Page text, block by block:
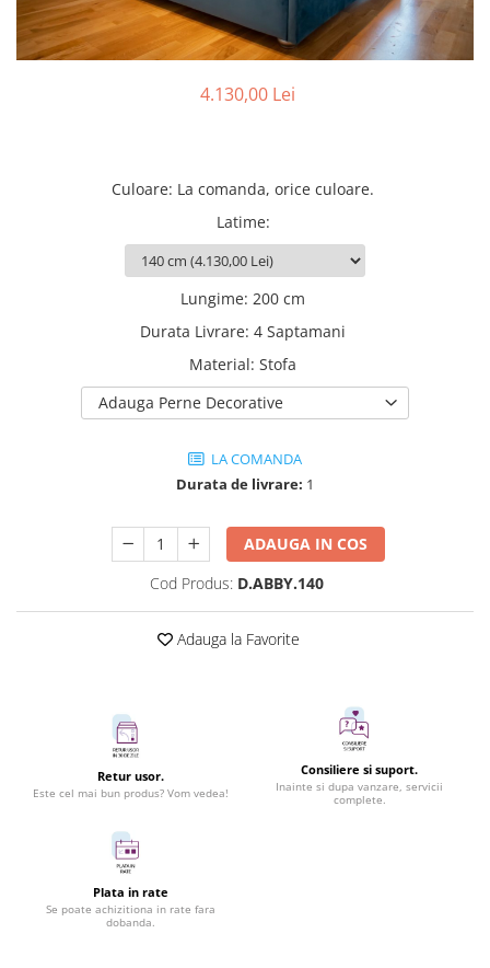
Oferte speciale
Banchete
Sezlong living
4.130,00 Lei
Culoare: La comanda, orice culoare.
Latime:
Lungime: 200 cm
Durata Livrare: 4 Saptamani
Material: Stofa
Adauga Perne Decorative
LA COMANDA
Durata de livrare: 1
ADAUGA IN COS
Cod Produs: D.ABBY.140
Adauga la Favorite
Retur usor.
Este cel mai bun produs? Vom vedea!
Consiliere si suport.
Inainte si dupa vanzare, servicii
complete.
Plata in rate
Se poate achizitiona in rate fara
dobanda.